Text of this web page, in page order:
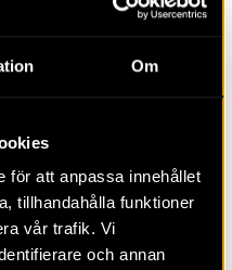
Om
för att anpassa innehållet
tillhandahålla funktioner
vår trafik. Vi
och annan